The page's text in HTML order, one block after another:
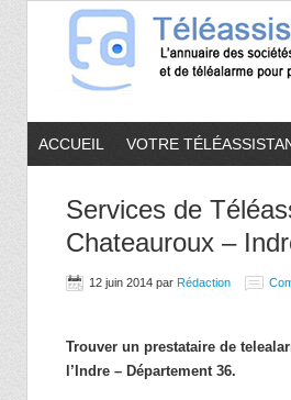
ACCUEIL VOTRE
Services de
Chateauroux –
12 juin 2014 par Rédaction
Trouver un prestataire de
l’Indre – Département 36.